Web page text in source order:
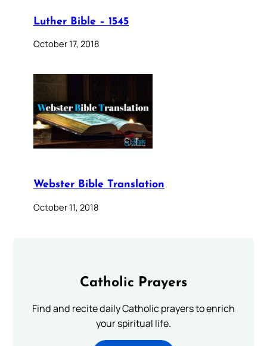
Luther Bible – 1545
October 17, 2018
Webster Bible Translation
October 11, 2018
Catholic Prayers
Find and recite daily Catholic prayers to enrich
your spiritual life.